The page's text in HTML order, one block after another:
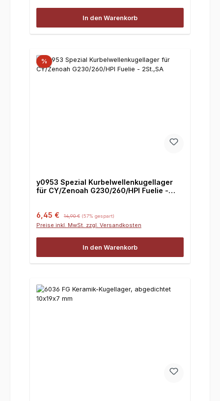
In den Warenkorb
%
y0953 Spezial Kurbelwellenkugellager
für CY/Zenoah G230/260/HPI Fuelie -
Verkaufspreis:
6,45 € 14,90 € (57% gespart)
Preise inkl. MwSt. zzgl. Versandkosten
In den Warenkorb